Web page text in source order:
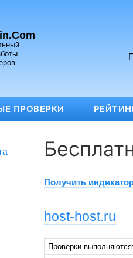
ПРОВЕРКИ
Получить
host-host.ru
Проверки выполняются: